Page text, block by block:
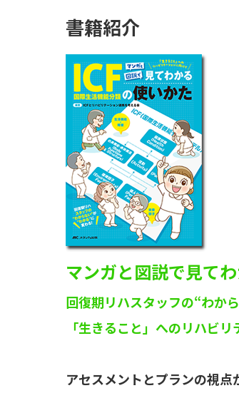
書籍紹介
マンガと図説で見て
回復期リハスタッフの“わか
「生きること」へのリハビ
アセスメントとプランの視点